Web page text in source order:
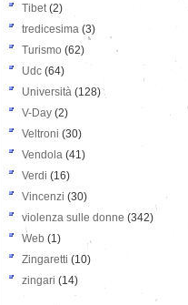
Tibet(2)
tredicesima (3)
Turismo (62)
Udc (64)
Università (128)
V-Day (2)
Veltroni (30)
Vendola (41)
Verdi (16)
Vincenzi (30)
violenza sulle donne (342)
Web (1)
Zingaretti (10)
zingari (14)